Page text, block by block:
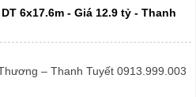
6x17.6m - Giá 12.9 tỷ - Thanh
– Thanh Tuyết 0913.999.003